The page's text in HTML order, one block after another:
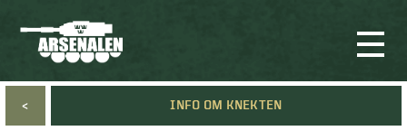
< INFO OM KNEKTEN